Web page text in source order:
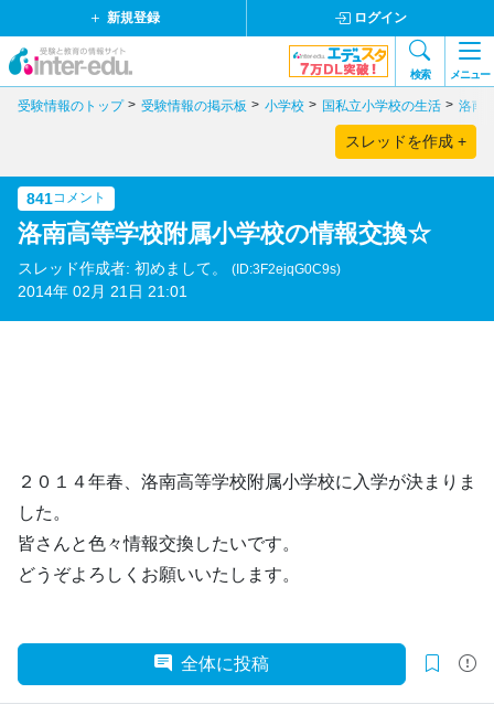
新規登録 ログイン
検索 メニュー
受験情報のトップ 受験情報の掲示板 小学校 国私立小学校の生活 洛南
スレッドを作成 +
841コメント
洛南高等学校附属小学校の情報交換☆
スレッド作成者: 初めまして。 (ID:3F2ejqG0C9s)
2014年 02月 21日 21:01
２０１４年春、洛南高等学校附属小学校に入学が決まりま
した。
皆さんと色々情報交換したいです。
どうぞよろしくお願いいたします。
全体に投稿